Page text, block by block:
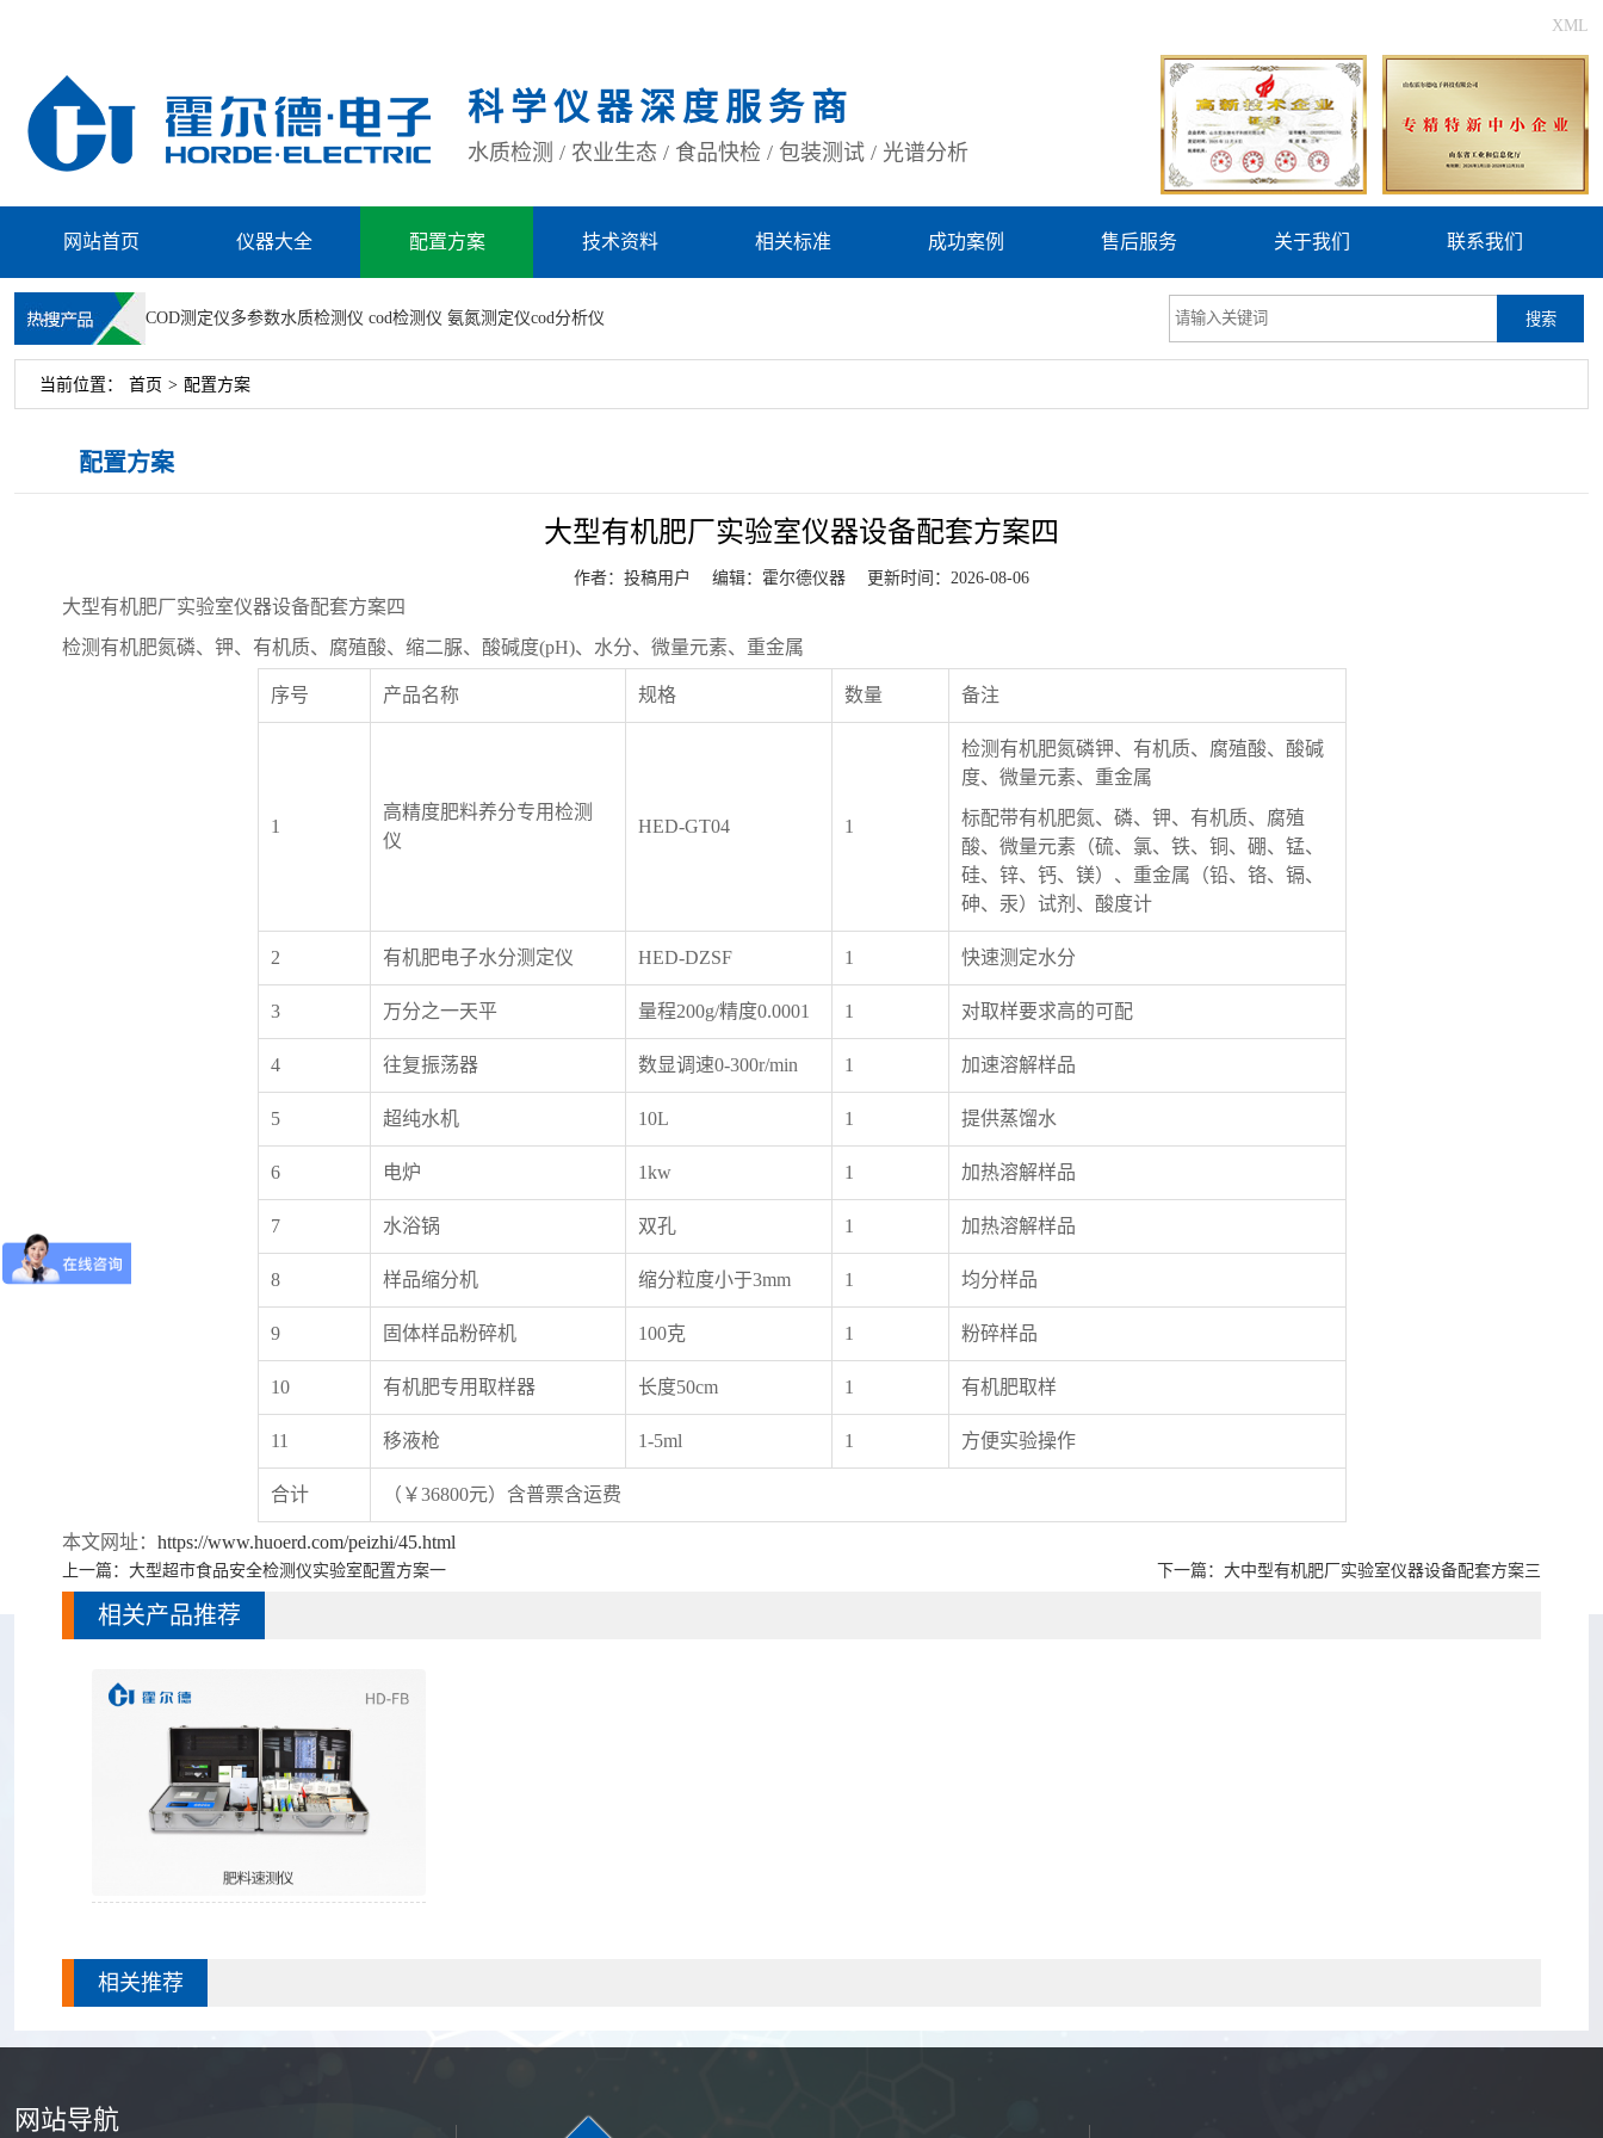
XML
科学仪器深度服务商
水质检测 / 农业生态 / 食品快检 / 包装测试 / 光谱分析
网站首页 仪器大全 配置方案 技术资料 相关标准 成功案例 售后服务 关于我们 联系我们
COD测定仪多参数水质检测仪 cod检测仪 氨氮测定仪cod分析仪 搜索
当前位置： 首页 > 配置方案
配置方案
大型有机肥厂实验室仪器设备配套方案四
作者：投稿用户 编辑： 霍尔德仪器 更新时间：2026-08-06
大型有机肥厂实验室仪器设备配套方案四
检测有机肥氮磷、钾、有机质、腐殖酸、缩二脲、酸碱度(pH)、水分、微量元素、重金属
序号 产品名称 规格 数量 备注
1
高精度肥料养分专用检测
仪
HED-GT04 1
检测有机肥氮磷钾、有机质、腐殖酸、酸碱
度、微量元素、重金属
标配带有机肥氮、磷、钾、有机质、腐殖
酸、微量元素（硫、氯、铁、铜、硼、锰、
硅、锌、钙、镁）、重金属（铅、铬、镉、
砷、汞）试剂、酸度计
2 有机肥电子水分测定仪 HED-DZSF 1 快速测定水分
3 万分之一天平 量程200g/精度0.0001 1 对取样要求高的可配
4 往复振荡器 数显调速0-300r/min 1 加速溶解样品
5 超纯水机 10L 1 提供蒸馏水
6 电炉 1kw 1 加热溶解样品
7 水浴锅 双孔 1 加热溶解样品
8 样品缩分机 缩分粒度小于3mm 1 均分样品
9 固体样品粉碎机 100克 1 粉碎样品
10 有机肥专用取样器 长度50cm 1 有机肥取样
11 移液枪 1-5ml 1 方便实验操作
合计 （￥36800元）含普票含运费
本文网址： https://www.huoerd.com/peizhi/45.html
上一篇： 大型超市食品安全检测仪实验室配置方案一 下一篇： 大中型有机肥厂实验室仪器设备配套方案三
相关产品推荐
肥料速测仪
相关推荐
网站导航